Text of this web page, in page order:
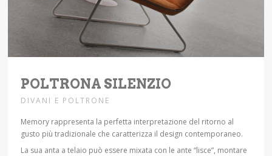
POLTRONA SILENZIO
DIVANI E POLTRONE
Memory rappresenta la perfetta interpretazione del ritorno al
gusto più tradizionale che caratterizza il design contemporaneo.
La sua anta a telaio può essere mixata con le ante “lisce”, montare